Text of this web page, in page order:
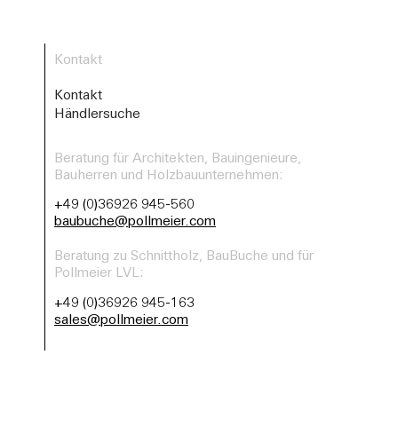
Kontakt
Kontakt
Händlersuche
Beratung für Architekten, Bauingenieure,
Bauherren und Holzbauunternehmen:
+49 (0)36926 945-560
baubuche@pollmeier.com
Beratung zu Schnittholz, BauBuche und für
Pollmeier LVL:
+49 (0)36926 945-163
sales@pollmeier.com